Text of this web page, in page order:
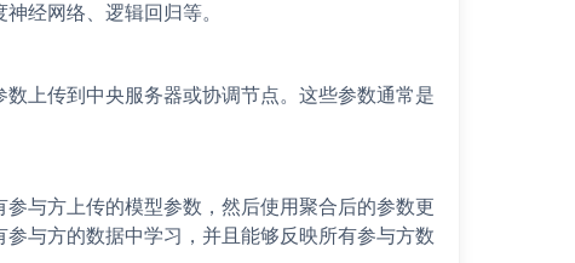
经网络、逻辑回归等。
上传到中央服务器或协调节点。这些参数通常是
与方上传的模型参数，然后使用聚合后的参数更
与方的数据中学习，并且能够反映所有参与方数